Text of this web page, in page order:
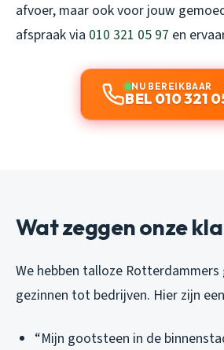
afvoer, maar ook voor jouw
afspraak via 010 321 05 97 en
NU BEREIKBAAR
BEL 010 321
Wat zeggen onze
We hebben talloze Rotterdammers
gezinnen tot bedrijven. Hier zijn
“Mijn gootsteen in de